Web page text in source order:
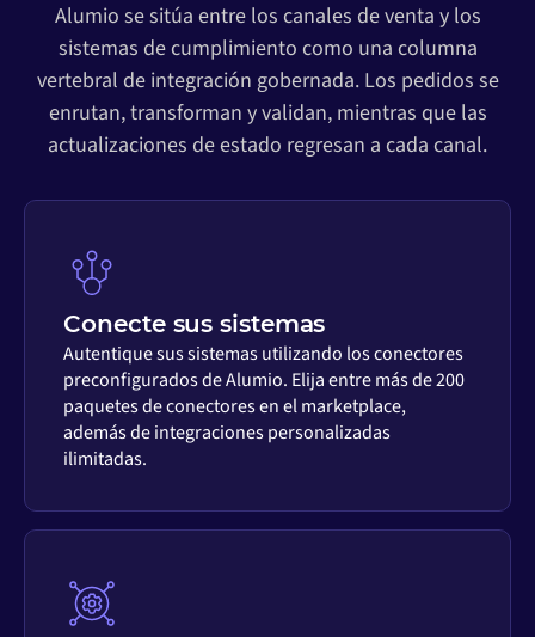
Alumio se sitúa entre los canales de venta y los
sistemas de cumplimiento como una columna
vertebral de integración gobernada. Los pedidos se
enrutan, transforman y validan, mientras que las
actualizaciones de estado regresan a cada canal.
Conecte sus sistemas
Autentique sus sistemas utilizando los conectores
preconfigurados de Alumio. Elija entre más de 200
paquetes de conectores en el marketplace,
además de integraciones personalizadas
ilimitadas.